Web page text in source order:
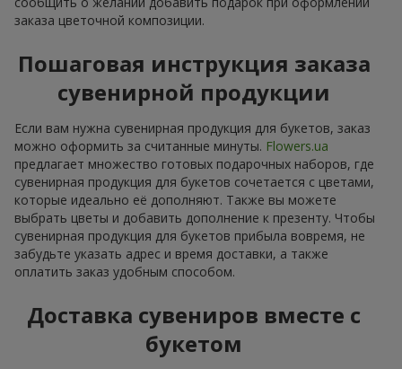
заказа цветочной композиции.
Пошаговая инструкция заказа
сувенирной продукции
Если вам нужна сувенирная продукция для букетов, заказ
можно оформить за считанные минуты. Flowers.ua
предлагает множество готовых подарочных наборов, где
сувенирная продукция для букетов сочетается с цветами,
которые идеально её дополняют. Также вы можете
выбрать цветы и добавить дополнение к презенту. Чтобы
сувенирная продукция для букетов прибыла вовремя, не
забудьте указать адрес и время доставки, а также
оплатить заказ удобным способом.
Доставка сувениров вместе с
букетом